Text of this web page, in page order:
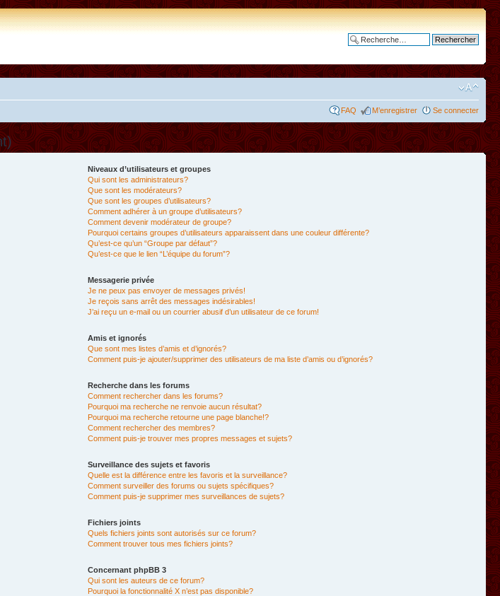
FAQ M’enregistrer Se connecter
Niveaux d’utilisateurs et groupes
Qui sont les administrateurs?
Que sont les modérateurs?
Que sont les groupes d’utilisateurs?
Comment adhérer à un groupe d’utilisateurs?
Comment devenir modérateur de groupe?
Pourquoi certains groupes d’utilisateurs apparaissent dans une couleur différente?
Qu’est-ce qu’un “Groupe par défaut”?
Qu’est-ce que le lien “L’équipe du forum”?
Messagerie privée
Je ne peux pas envoyer de messages privés!
Je reçois sans arrêt des messages indésirables!
J’ai reçu un e-mail ou un courrier abusif d’un utilisateur de ce forum!
Amis et ignorés
Que sont mes listes d’amis et d’ignorés?
Comment puis-je ajouter/supprimer des utilisateurs de ma liste d’amis ou d’ignorés?
Recherche dans les forums
Comment rechercher dans les forums?
Pourquoi ma recherche ne renvoie aucun résultat?
Pourquoi ma recherche retourne une page blanche!?
Comment rechercher des membres?
Comment puis-je trouver mes propres messages et sujets?
Surveillance des sujets et favoris
Quelle est la différence entre les favoris et la surveillance?
Comment surveiller des forums ou sujets spécifiques?
Comment puis-je supprimer mes surveillances de sujets?
Fichiers joints
Quels fichiers joints sont autorisés sur ce forum?
Comment trouver tous mes fichiers joints?
Concernant phpBB 3
Qui sont les auteurs de ce forum?
Pourquoi la fonctionnalité X n’est pas disponible?